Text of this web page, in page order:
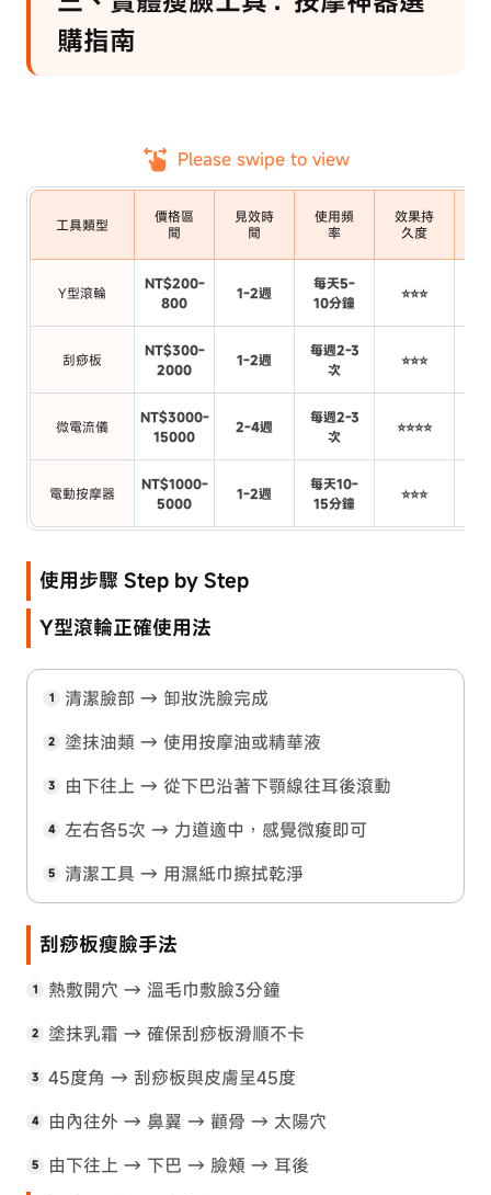
購指南
Please swipe to view
工具類型
價格區
間
見效時
間
使用頻
率
效果持
久度
Y型滾輪
NT$200-
800
1-2週
每天5-
10分鐘
⭐⭐⭐
刮痧板
NT$300-
2000
1-2週
每週2-3
次
⭐⭐⭐
微電流儀
NT$3000-
15000
2-4週
每週2-3
次
⭐⭐⭐⭐
電動按摩器
NT$1000-
5000
1-2週
每天10-
15分鐘
⭐⭐⭐
使用步驟 Step by Step
Y型滾輪正確使用法
清潔臉部 → 卸妝洗臉完成
塗抹油類 → 使用按摩油或精華液
由下往上 → 從下巴沿著下顎線往耳後滾動
左右各5次 → 力道適中，感覺微痠即可
清潔工具 → 用濕紙巾擦拭乾淨
刮痧板瘦臉手法
熱敷開穴 → 溫毛巾敷臉3分鐘
塗抹乳霜 → 確保刮痧板滑順不卡
45度角 → 刮痧板與皮膚呈45度
由內往外 → 鼻翼 → 顴骨 → 太陽穴
由下往上 → 下巴 → 臉頰 → 耳後